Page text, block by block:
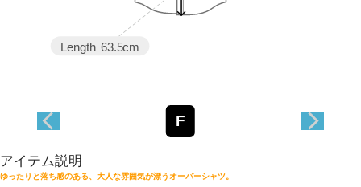
Length 63.5cm
F
アイテム説明
ゆったりと落ち感のある、大人な雰囲気が漂うオーバーシャツ。